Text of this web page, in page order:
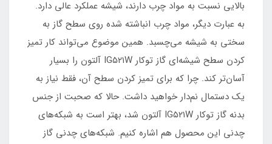
بالایی نسبت به مواد چرب دارند، شیشه عملکرد عالی دارد.
به عبارت دیگر، مواد چرب انباشته شده روی سطح گاز به
سختی به شیشه می‌چسبد. همین موضوع می‌تواند کار تمیز
کردن سطح شیشه‌ای گاز توکار IG۵۲۱W آلتون را بسیار
آسان‌تر کند. چرا که برای تمیز کردن سطح آن، فقط نیاز به
یک دستمال نم‌دار خواهید داشت. حالا که صحبت از جنس
بدنه گاز توکار IG۵۲۱W آلتون شد، بهتر است به شبکه‌های
چدنی این محصول هم اشاره کنیم. شبکه‌های چدنی گاز